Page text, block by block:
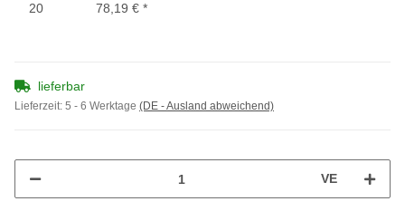
20 78,19 € *
lieferbar
Lieferzeit: 5 - 6 Werktage (DE - Ausland abweichend)
VE